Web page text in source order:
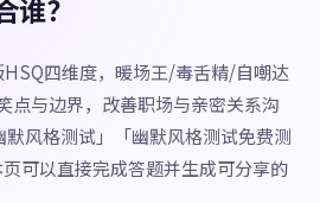
谁？
四维度，暖场王/毒舌精/自嘲达
点与边界，改善职场与亲密关系沟
风格测试」「幽默风格测试免费测
可以直接完成答题并生成可分享的